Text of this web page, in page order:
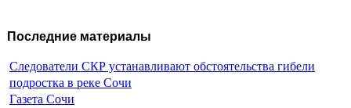
Последние материалы
Следователи СКР устанавливают обстоятельства гибели
подростка в реке Сочи
Газета Сочи